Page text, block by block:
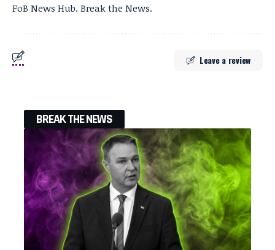
FoB News Hub. Break the News.
Leave a review
BREAK THE NEWS